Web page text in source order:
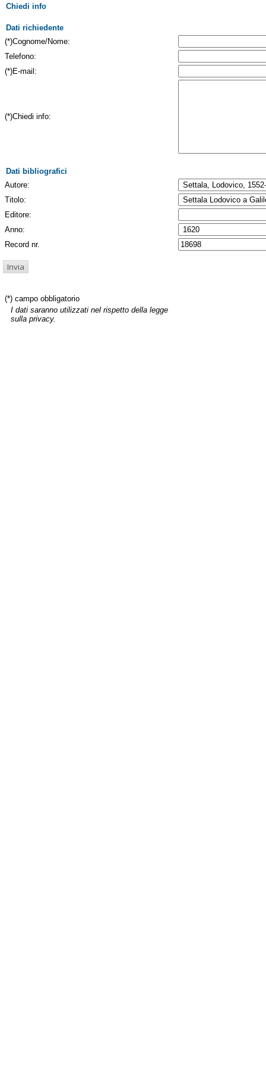
Chiedi info
Dati richiedente
(*)Cognome/Nome:
Telefono:
(*)E-mail:
(*)Chiedi info:
Dati bibliografici
Autore:
Titolo:
Editore:
Anno:
Record nr.
(*) campo obbligatorio
I dati saranno utilizzati nel rispetto della legge
sulla privacy.